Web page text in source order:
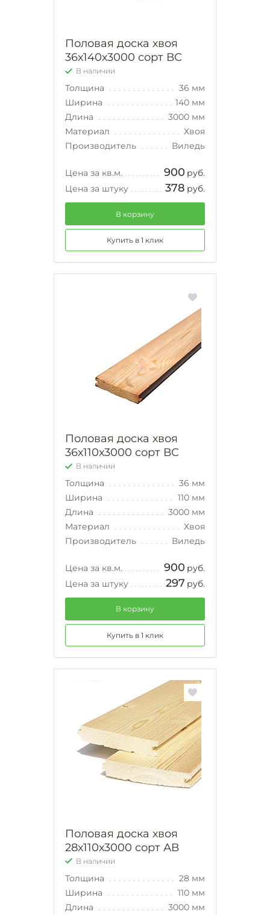
Половая доска хвоя
36х140х3000 сорт ВС
В наличии
Толщина
36 мм
Ширина
140 мм
Длина
3000 мм
Материал
Хвоя
Производитель
Виледь
Цена за кв.м. 900 руб.
Цена за штуку
378 руб.
В корзину
Купить в 1 клик
Половая доска хвоя
36х110х3000 сорт ВС
В наличии
Толщина
36 мм
Ширина
110 мм
Длина
3000 мм
Материал
Хвоя
Производитель
Виледь
Цена за кв.м. 900 руб.
Цена за штуку
297 руб.
В корзину
Купить в 1 клик
Половая доска хвоя
28х110х3000 сорт АВ
В наличии
Толщина
28 мм
Ширина
110 мм
Длина
3000 мм